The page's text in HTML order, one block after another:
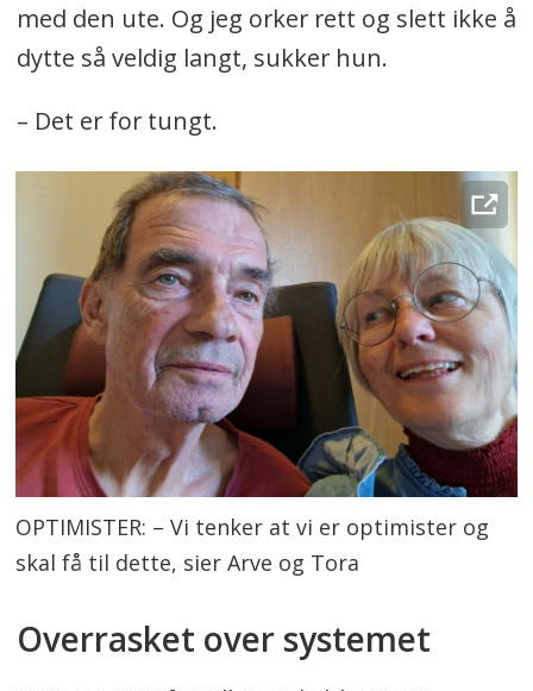
med den ute. Og jeg orker rett og slett ikke å
dytte så veldig langt, sukker hun.
– Det er for tungt.
OPTIMISTER: – Vi tenker at vi er optimister og
skal få til dette, sier Arve og Tora
Overrasket over systemet